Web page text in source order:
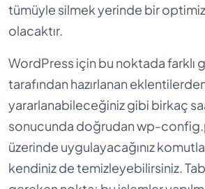
tümüyle silmek yerinde bir
olacaktır.
WordPress için bu noktada farklı
tarafından hazırlanan
yararlanabileceğiniz gibi birkaç
sonucunda doğrudan wp-
üzerinde uygulayacağınız
kendiniz de temizleyebilirsiniz.